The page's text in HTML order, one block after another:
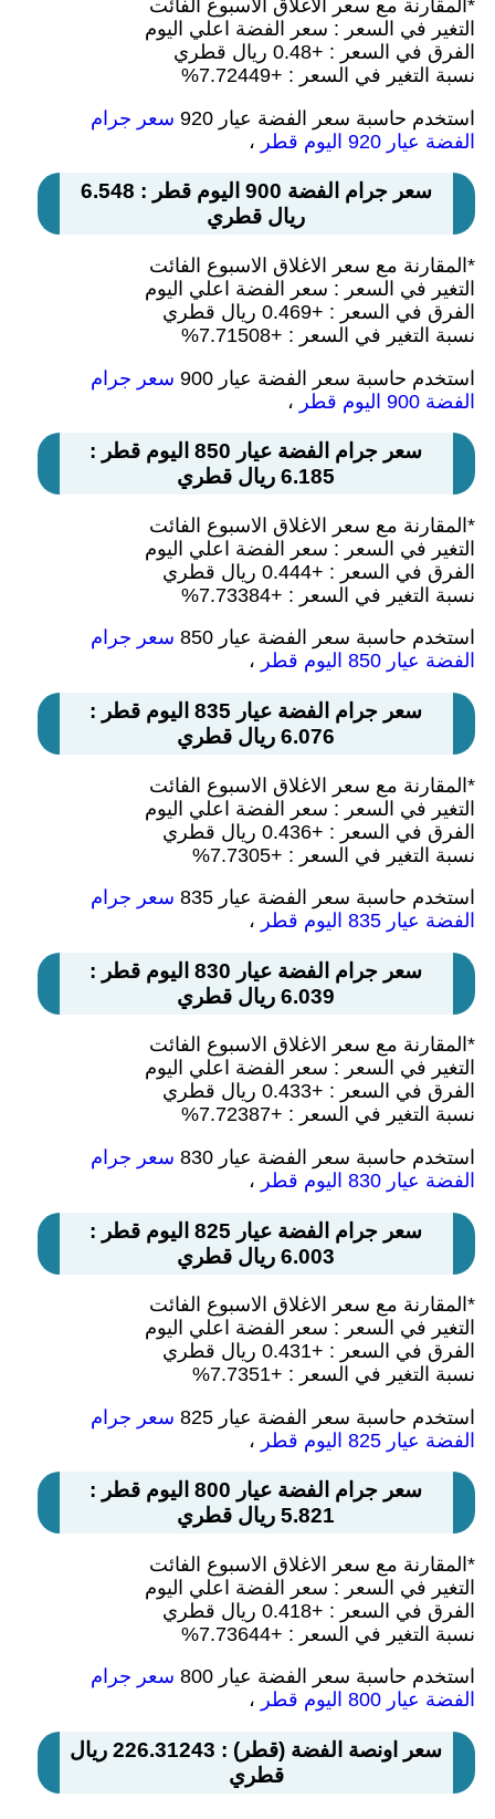
*المقارنة مع سعر الاغلاق الاسبوع الفائت
التغير في السعر : سعر الفضة اعلي اليوم
الفرق في السعر : +0.48 ريال قطري
نسبة التغير في السعر : +7.72449%
استخدم حاسبة سعر الفضة عيار 920
سعر جرام
الفضة عيار 920 اليوم قطر
،
سعر جرام الفضة 900 اليوم قطر : 6.548
ريال قطري
*المقارنة مع سعر الاغلاق الاسبوع الفائت
التغير في السعر : سعر الفضة اعلي اليوم
الفرق في السعر : +0.469 ريال قطري
نسبة التغير في السعر : +7.71508%
استخدم حاسبة سعر الفضة عيار 900
سعر جرام
الفضة 900 اليوم قطر
،
سعر جرام الفضة عيار 850 اليوم قطر :
6.185 ريال قطري
*المقارنة مع سعر الاغلاق الاسبوع الفائت
التغير في السعر : سعر الفضة اعلي اليوم
الفرق في السعر : +0.444 ريال قطري
نسبة التغير في السعر : +7.73384%
استخدم حاسبة سعر الفضة عيار 850
سعر جرام
الفضة عيار 850 اليوم قطر
،
سعر جرام الفضة عيار 835 اليوم قطر :
6.076 ريال قطري
*المقارنة مع سعر الاغلاق الاسبوع الفائت
التغير في السعر : سعر الفضة اعلي اليوم
الفرق في السعر : +0.436 ريال قطري
نسبة التغير في السعر : +7.7305%
استخدم حاسبة سعر الفضة عيار 835
سعر جرام
الفضة عيار 835 اليوم قطر
،
سعر جرام الفضة عيار 830 اليوم قطر :
6.039 ريال قطري
*المقارنة مع سعر الاغلاق الاسبوع الفائت
التغير في السعر : سعر الفضة اعلي اليوم
الفرق في السعر : +0.433 ريال قطري
نسبة التغير في السعر : +7.72387%
استخدم حاسبة سعر الفضة عيار 830
سعر جرام
الفضة عيار 830 اليوم قطر
،
سعر جرام الفضة عيار 825 اليوم قطر :
6.003 ريال قطري
*المقارنة مع سعر الاغلاق الاسبوع الفائت
التغير في السعر : سعر الفضة اعلي اليوم
الفرق في السعر : +0.431 ريال قطري
نسبة التغير في السعر : +7.7351%
استخدم حاسبة سعر الفضة عيار 825
سعر جرام
الفضة عيار 825 اليوم قطر
،
سعر جرام الفضة عيار 800 اليوم قطر :
5.821 ريال قطري
*المقارنة مع سعر الاغلاق الاسبوع الفائت
التغير في السعر : سعر الفضة اعلي اليوم
الفرق في السعر : +0.418 ريال قطري
نسبة التغير في السعر : +7.73644%
استخدم حاسبة سعر الفضة عيار 800
سعر جرام
الفضة عيار 800 اليوم قطر
،
سعر اونصة الفضة (قطر) : 226.31243 ريال
قطري